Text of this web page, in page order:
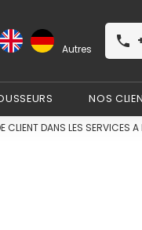
NOS
CLIENT DANS LES